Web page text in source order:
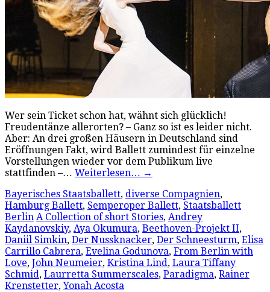
Wer sein Ticket schon hat, wähnt sich glücklich!
Freudentänze allerorten? – Ganz so ist es leider nicht.
Aber: An drei großen Häusern in Deutschland sind
Eröffnungen Fakt, wird Ballett zumindest für einzelne
Vorstellungen wieder vor dem Publikum live
stattfinden –… Weiterlesen… →
Bayerisches Staatsballett, diverse Compagnien,
Hamburg Ballett, Semperoper Ballett, Staatsballett
Berlin A Collection of short Stories, Andrey
Kaydanovskiy, Aya Okumura, Beethoven-Projekt II,
Daniil Simkin, Der Nussknacker, Der Schneesturm, Elisa
Carrillo Cabrera, Evelina Godunova, From Berlin with
Love, John Neumeier, Kristina Lind, Laura Tiffany
Schmid, Laurretta Summerscales, Paradigma, Rainer
Krenstetter,Yonah Acosta